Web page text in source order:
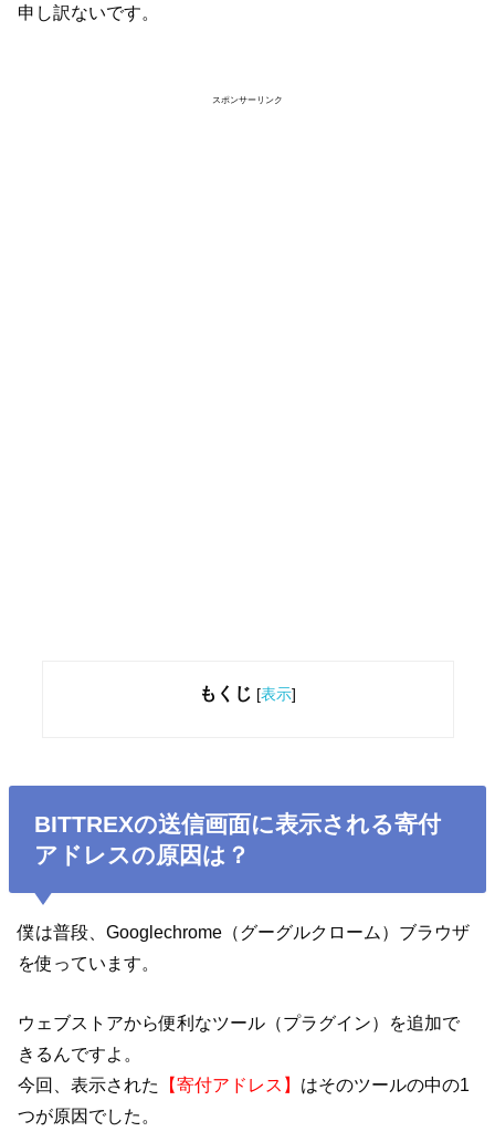
申し訳ないです。
スポンサーリンク
もくじ [表示]
BITTREXの送信画面に表示される寄付
アドレスの原因は？
僕は普段、Googlechrome（グーグルクローム）ブラウザ
を使っています。
ウェブストアから便利なツール（プラグイン）を追加で
きるんですよ。
今回、表示された
【寄付アドレス】 はそのツールの中の1
つが原因でした。